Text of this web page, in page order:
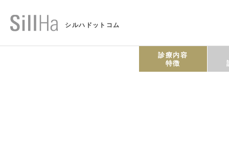
シルハドットコム
診療内容
特徴